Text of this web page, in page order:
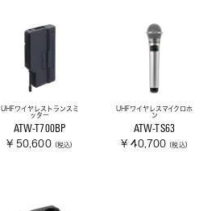
UHFワイヤレストランスミ
ッター
ATW-T700BP
¥ 50,600 (税込)
UHFワイヤレスマイクロホ
ン
ATW-TS63
¥ 40,700 (税込)